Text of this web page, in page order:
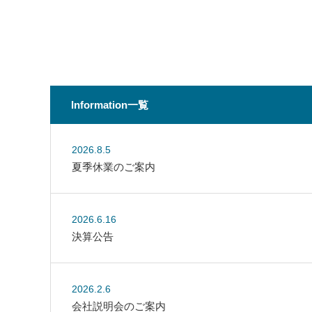
Information一覧
2026.8.5
夏季休業のご案内
2026.6.16
決算公告
2026.2.6
会社説明会のご案内